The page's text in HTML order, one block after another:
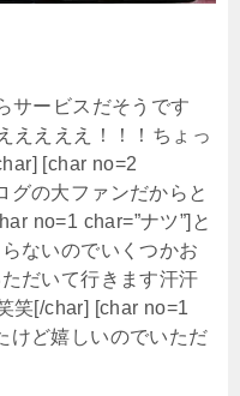
サービスだそうです
ええええ！！！ちょっ
[char no=2
グの大ファンだからと
no=1 char=”ナツ”]と
ないのでいくつかお
だいて行きます汗汗
笑[/char] [char no=1
けど嬉しいのでいただ